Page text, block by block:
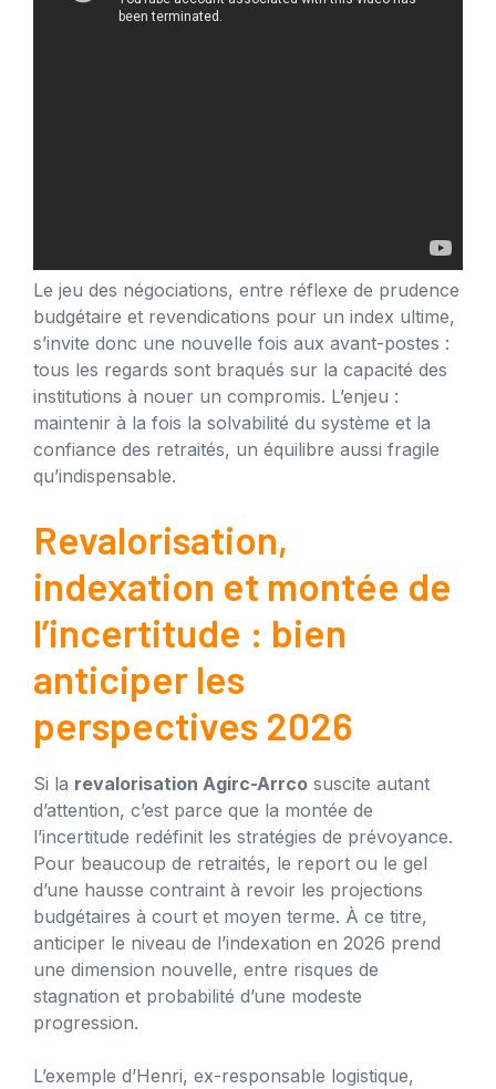
Le jeu des négociations, entre réflexe de prudence
budgétaire et revendications pour un index ultime,
s’invite donc une nouvelle fois aux avant-postes :
tous les regards sont braqués sur la capacité des
institutions à nouer un compromis. L’enjeu :
maintenir à la fois la solvabilité du système et la
confiance des retraités, un équilibre aussi fragile
qu’indispensable.
Revalorisation,
indexation et montée de
l’incertitude : bien
anticiper les
perspectives 2026
Si la revalorisation Agirc-Arrco suscite autant
d’attention, c’est parce que la montée de
l’incertitude redéfinit les stratégies de prévoyance.
Pour beaucoup de retraités, le report ou le gel
d’une hausse contraint à revoir les projections
budgétaires à court et moyen terme. À ce titre,
anticiper le niveau de l’indexation en 2026 prend
une dimension nouvelle, entre risques de
stagnation et probabilité d’une modeste
progression.
L’exemple d’Henri, ex-responsable logistique,